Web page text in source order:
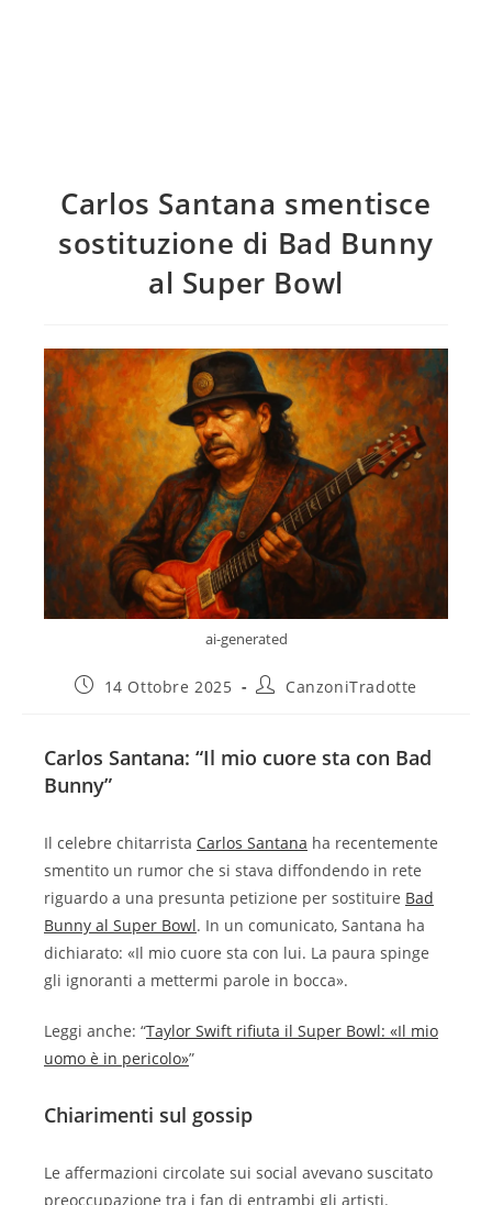
Carlos Santana smentisce
sostituzione di Bad Bunny
al Super Bowl
ai-generated
14 Ottobre 2025 CanzoniTradotte
Carlos Santana: “Il mio cuore sta con Bad
Bunny”
Il celebre chitarrista Carlos Santana ha recentemente
smentito un rumor che si stava diffondendo in rete
riguardo a una presunta petizione per sostituire Bad
Bunny al Super Bowl. In un comunicato, Santana ha
dichiarato: «Il mio cuore sta con lui. La paura spinge
gli ignoranti a mettermi parole in bocca».
Leggi anche: “Taylor Swift rifiuta il Super Bowl: «Il mio
uomo è in pericolo»”
Chiarimenti sul gossip
Le affermazioni circolate sui social avevano suscitato
preoccupazione tra i fan di entrambi gli artisti.